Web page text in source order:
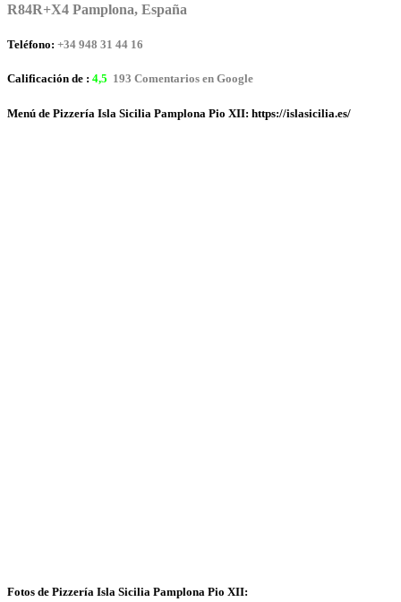
R84R+X4 Pamplona, España
Teléfono: +34 948 31 44 16
Calificación de : 4,5 193 Comentarios en Google
Menú de Pizzería Isla Sicilia Pamplona Pio XII: https://islasicilia.es/
Fotos de Pizzería Isla Sicilia Pamplona Pio XII: